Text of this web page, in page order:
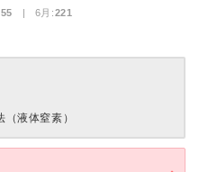
| 6月:221
液体窒素）